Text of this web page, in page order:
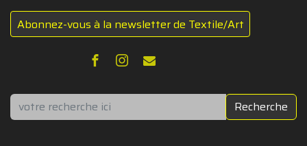
Abonnez-vous à la newsletter de Textile/Art
Rechercher Recherche